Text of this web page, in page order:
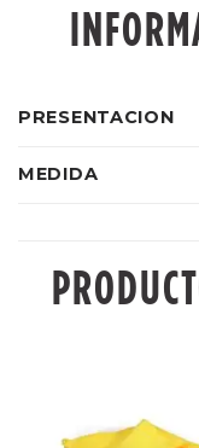
PRESENTACION
MEDIDA